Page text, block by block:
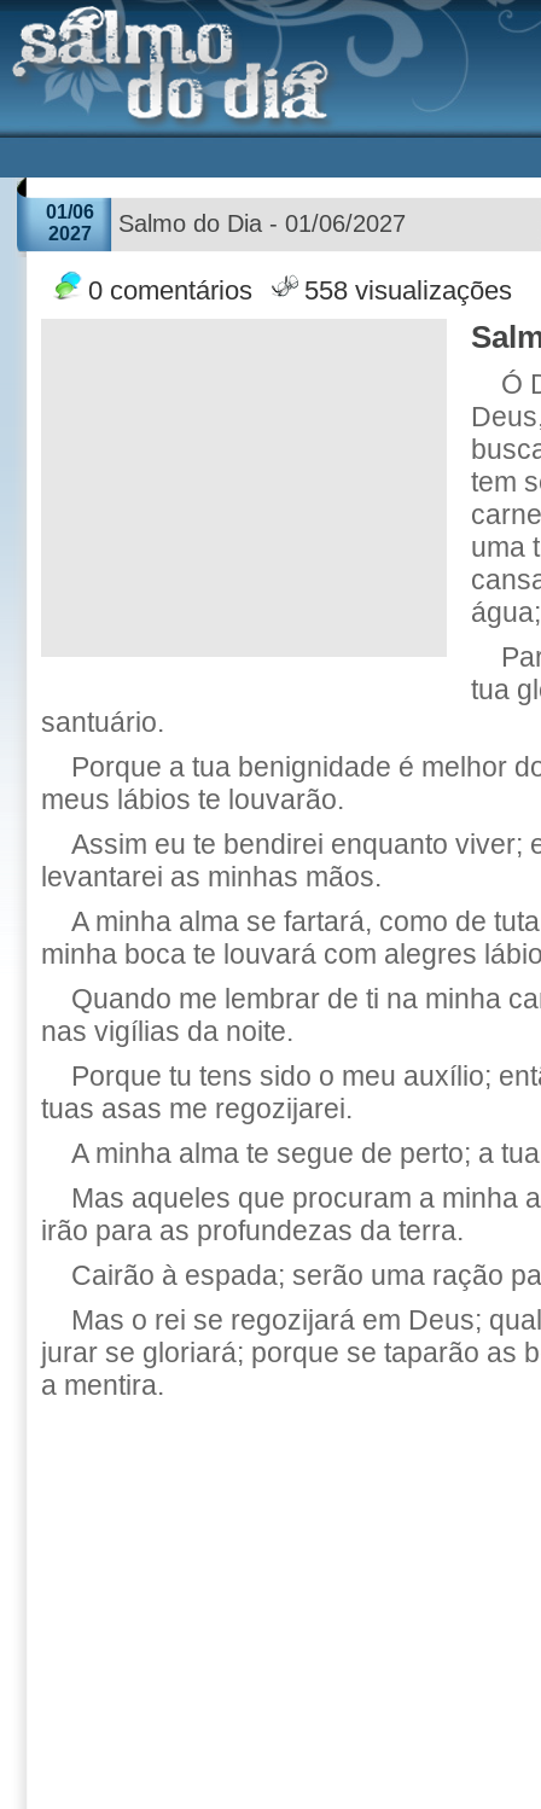
01/06
2027
Salmo do Dia - 01/06/2027
0 comentários 558 visualizações
Ó
tem
uma
água;
tua
santuário.
Porque a tua benignidade é melhor
meus lábios te louvarão.
Assim eu te bendirei enquanto viver;
levantarei as minhas mãos.
A minha alma se fartará, como de
minha boca te louvará com alegres
Quando me lembrar de ti na minha
nas vigílias da noite.
Porque tu tens sido o meu auxílio;
tuas asas me regozijarei.
A minha alma te segue de perto; a
Mas aqueles que procuram a minha
irão para as profundezas da terra.
Cairão à espada; serão uma ração
Mas o rei se regozijará em Deus;
jurar se gloriará; porque se taparão as
a mentira.